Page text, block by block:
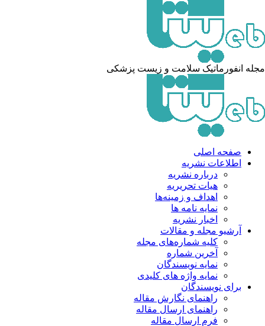
انفورماتیک سلامت و زیست پزشکی
صفحه اصلی
اطلاعات نشریه
درباره نشریه
هیات تحریریه
اهداف و زمینه‌ها
نمایه نامه ها
اخبار نشریه
آرشیو مجله و مقالات
کلیه شماره‌های مجله
آخرین شماره
نمایه نویسندگان
نمایه واژه های کلیدی
برای نویسندگان
راهنمای نگارش مقاله
راهنمای ارسال مقاله
فرم ارسال مقاله